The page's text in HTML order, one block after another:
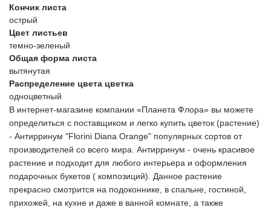
Кончик листа
острый
Цвет листьев
темно-зеленый
Общая форма листа
вытянутая
Распределение цвета цветка
одноцветный
В интернет-магазине компании «Планета Флора» вы можете
определиться с поставщиком и легко купить цветок (растение)
- Антирринум "Florini Diana Orange" популярных сортов от
производителей со всего мира. Антирринум - очень красивое
растение и подходит для любого интерьера и оформления
подарочных букетов ( композиций). Данное растение
прекрасно смотрится на подоконнике, в спальне, гостиной,
прихожей, на кухне и даже в ванной комнате, а также